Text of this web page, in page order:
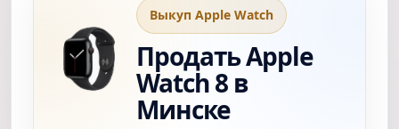
Выкуп Apple Watch
Продать Apple
Watch 8 в
Минске